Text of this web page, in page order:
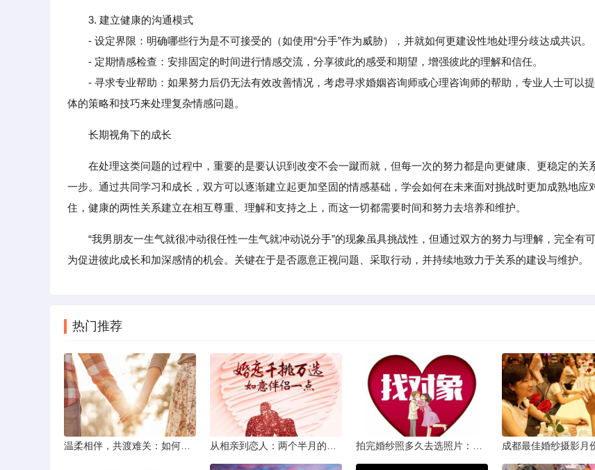
3. 建立健康的沟通模式
- 设定界限：明确哪些行为是不可接受的（如使用“分手”作为威胁），并就如何更建设性地处理分歧达成共识。
- 定期情感检查：安排固定的时间进行情感交流，分享彼此的感受和期望，增强彼此的理解和信任。
- 寻求专业帮助：如果努力后仍无法有效改善情况，考虑寻求婚姻咨询师或心理咨询师的帮助，专业人士可以
体的策略和技巧来处理复杂情感问题。
长期视角下的成长
在处理这类问题的过程中，重要的是要认识到改变不会一蹴而就，但每一次的努力都是向更健康、更稳定的关
一步。通过共同学习和成长，双方可以逐渐建立起更加坚固的情感基础，学会如何在未来面对挑战时更加成熟地应
住，健康的两性关系建立在相互尊重、理解和支持之上，而这一切都需要时间和努力去培养和维护。
“我男朋友一生气就很冲动很任性一生气就冲动说分手”的现象虽具挑战性，但通过双方的努力与理解，完全有
为促进彼此成长和加深感情的机会。关键在于是否愿意正视问题、采取行动，并持续地致力于关系的建设与维护。
热门推荐